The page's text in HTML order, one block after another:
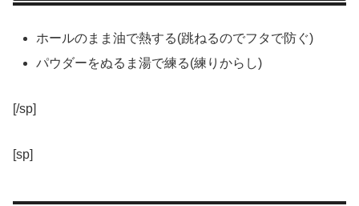
ホールのまま油で熱する(跳ねるのでフタで防ぐ)
パウダーをぬるま湯で練る(練りからし)
[/sp]
[sp]